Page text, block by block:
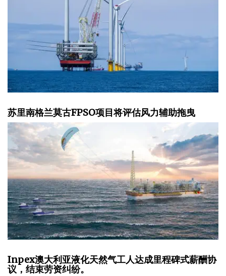
苏里南格兰莫古FPSO项目将评估风力辅助拖曳
Inpex澳大利亚液化天然气工人达成里程碑式薪酬协
议，结束劳资纠纷。